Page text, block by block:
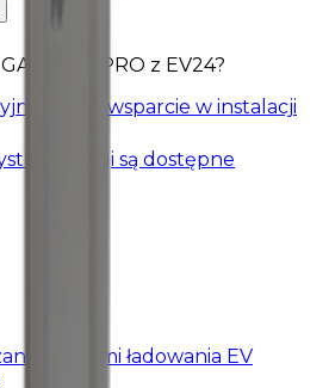
LS4PRO z EV24?
Umów wsparcie w instalacji
usługi są dostępne
stacjami ładowania EV